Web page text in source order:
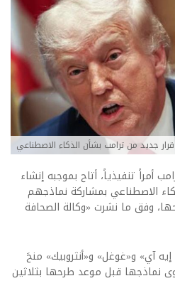
قرار جديد من ترامب بشأن الذكاء الاصطناعي
أمراً تنفيذياً، أتاح بموجبه إنشاء
الاصطناعي بمشاركة نماذجهم
وفق ما نشرت «وكالة الصحافة
آي» و«غوغل» و«أنثروبيك» منحَ
نماذجها قبل موعد طرحها بثلاثين